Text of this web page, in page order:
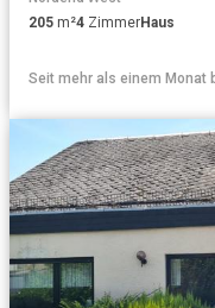
205 m²4 ZimmerHaus
Seit mehr als einem Monat